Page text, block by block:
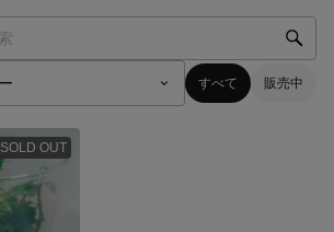
すべて 販売中
SOLD OUT